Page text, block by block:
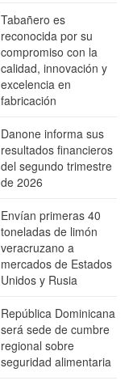
Tabañero es
reconocida por su
compromiso con la
calidad, innovación y
excelencia en
fabricación
Danone informa sus
resultados financieros
del segundo trimestre
de 2026
Envían primeras 40
toneladas de limón
veracruzano a
mercados de Estados
Unidos y Rusia
República Dominicana
será sede de cumbre
regional sobre
seguridad alimentaria